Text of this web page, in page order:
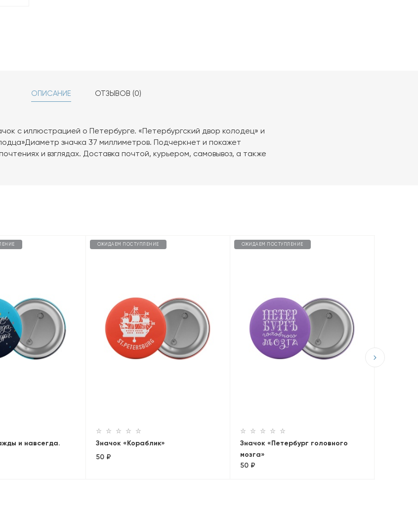
ОПИСАНИЕ ОТЗЫВОВ (0)
с иллюстрацией о Петербурге. «Петербургский двор колодец» и
значка 37 миллиметров. Подчеркнет и покажет
и взглядах. Доставка почтой, курьером, самовывоз, а также
и навсегда.
ОЖИДАЕМ ПОСТУПЛЕНИЕ
Значок «Кораблик»
50 ₽
ОЖИДАЕМ ПОСТУПЛЕНИЕ
Значок «Петербург головного
мозга»
50 ₽